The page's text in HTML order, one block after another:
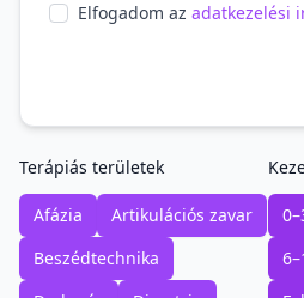
Elfogadom az adatkezelési
Terápiás területek
Afázia
Artikulációs zavar
Beszédtechnika